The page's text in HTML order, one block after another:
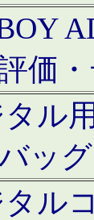
価
タル
ッ
タル